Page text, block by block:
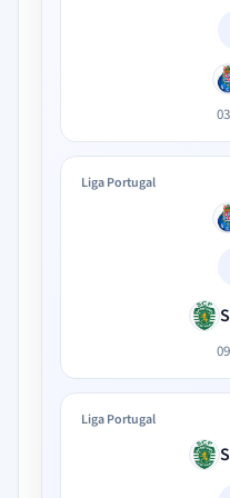
Liga Portugal
Liga Portugal